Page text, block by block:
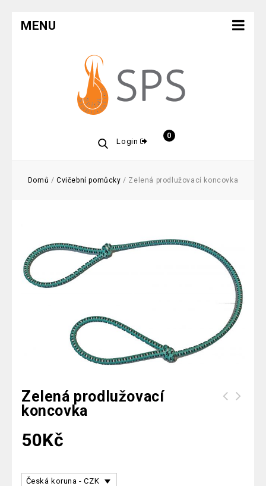
MENU
Login
0
Domů / Cvičební pomůcky / Zelená prodlužovací koncovka
Zelená prodlužovací
koncovka
50Kč
Česká koruna - CZK